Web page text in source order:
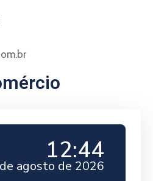
12:44
agosto de 2026